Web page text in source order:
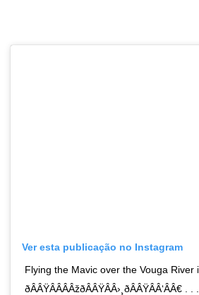
Ver esta publicação no Instagram
Flying the Mavic over the Vouga River
ðÂÂŸÂÂÂÂžðÂÂŸÂÂ›¸ðÂÂŸÂÂ‘ÂÂ€ .